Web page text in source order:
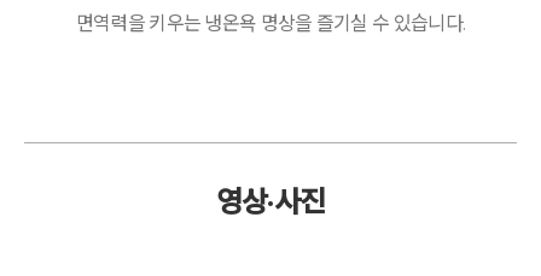
면역력을 키우는 냉온욕 명상을 즐기실 수 있습니다.
영상·사진